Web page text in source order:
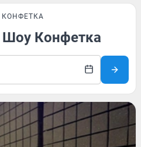
Шоу Конфетка